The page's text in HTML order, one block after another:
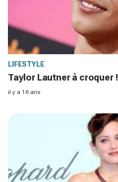
LIFESTYLE
Taylor Lautner à croquer !
il y a 16 ans